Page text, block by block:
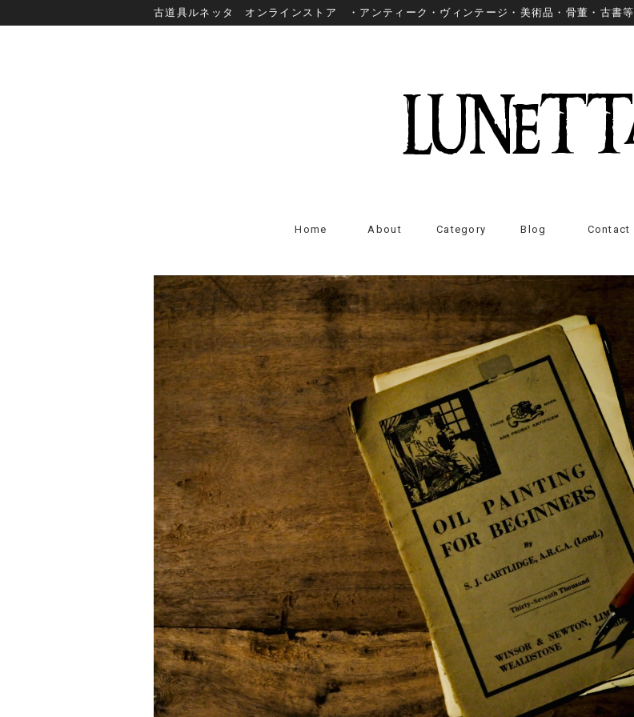
古道具ルネッタ オンラインストア ・アンティーク・ヴィンテージ・美術品・骨董・古書等
Home About Category Blog Contact